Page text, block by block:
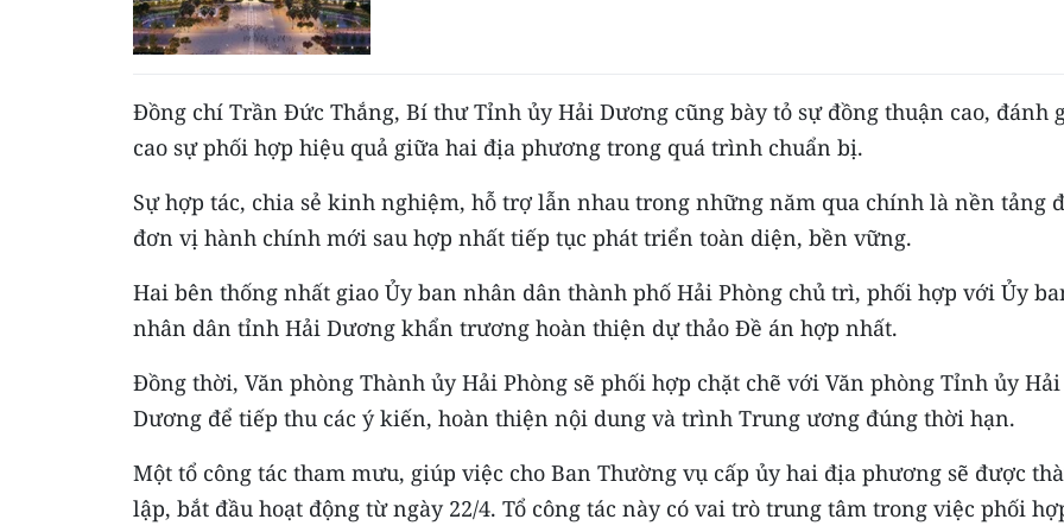
Đồng chí Trần Đức Thắng, Bí thư Tỉnh ủy Hải Dương cũng bày tỏ sự đồng thuận cao, đánh
cao sự phối hợp hiệu quả giữa hai địa phương trong quá trình chuẩn bị.
Sự hợp tác, chia sẻ kinh nghiệm, hỗ trợ lẫn nhau trong những năm qua chính là nền tảng
đơn vị hành chính mới sau hợp nhất tiếp tục phát triển toàn diện, bền vững.
Hai bên thống nhất giao Ủy ban nhân dân thành phố Hải Phòng chủ trì, phối hợp với Ủy
nhân dân tỉnh Hải Dương khẩn trương hoàn thiện dự thảo Đề án hợp nhất.
Đồng thời, Văn phòng Thành ủy Hải Phòng sẽ phối hợp chặt chẽ với Văn phòng Tỉnh ủy Hải
Dương để tiếp thu các ý kiến, hoàn thiện nội dung và trình Trung ương đúng thời hạn.
Một tổ công tác tham mưu, giúp việc cho Ban Thường vụ cấp ủy hai địa phương sẽ được
lập, bắt đầu hoạt động từ ngày 22/4. Tổ công tác này có vai trò trung tâm trong việc phối